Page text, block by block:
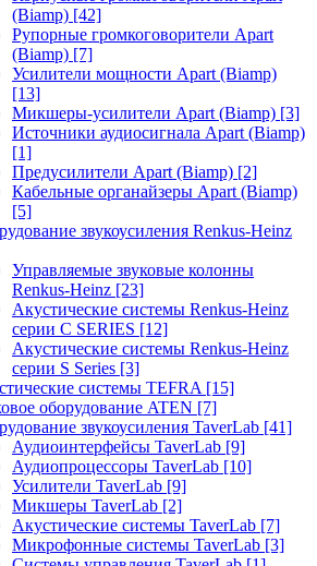
(Biamp) [42]
Рупорные громкоговорители Apart
(Biamp) [7]
Усилители мощности Apart (Biamp)
[13]
Микшеры-усилители Apart (Biamp) [3]
Источники аудиосигнала Apart (Biamp)
[1]
Предусилители Apart (Biamp) [2]
Кабельные органайзеры Apart (Biamp)
[5]
звукоусиления Renkus-Heinz
Управляемые звуковые колонны
Renkus-Heinz [23]
Акустические системы Renkus-Heinz
серии C SERIES [12]
Акустические системы Renkus-Heinz
серии S Series [3]
системы TEFRA [15]
оборудование ATEN [7]
звукоусиления TaverLab [41]
Аудиоинтерфейсы TaverLab [9]
Аудиопроцессоры TaverLab [10]
Усилители TaverLab [9]
Микшеры TaverLab [2]
Акустические системы TaverLab [7]
Микрофонные системы TaverLab [3]